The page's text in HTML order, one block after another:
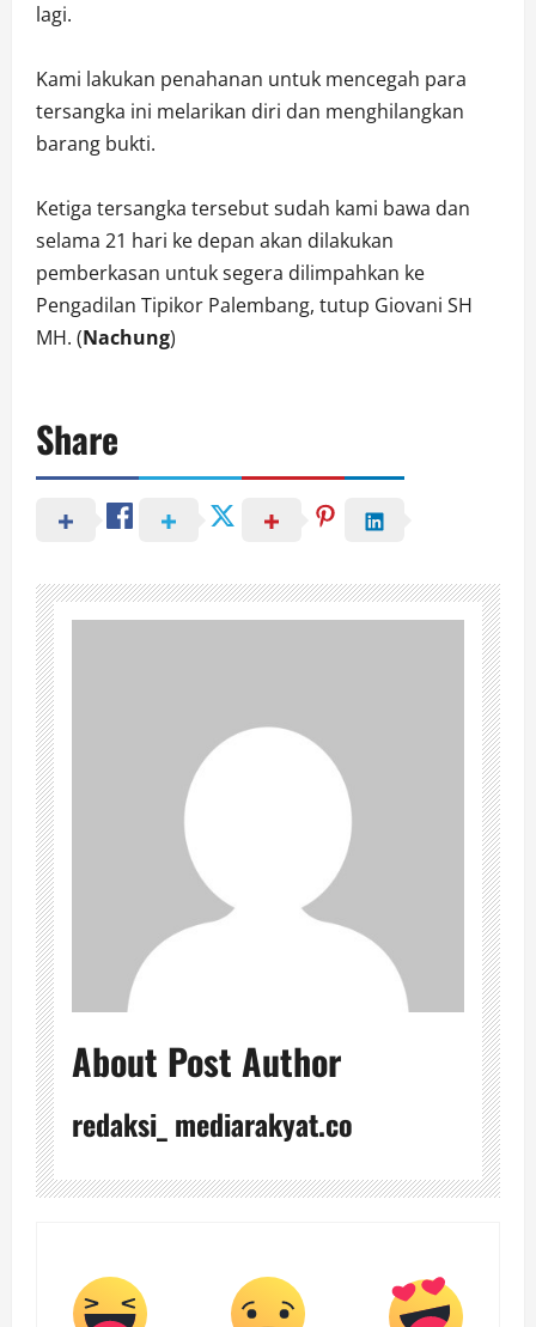
lagi.
Kami lakukan penahanan untuk mencegah para
tersangka ini melarikan diri dan menghilangkan
barang bukti.
Ketiga tersangka tersebut sudah kami bawa dan
selama 21 hari ke depan akan dilakukan
pemberkasan untuk segera dilimpahkan ke
Pengadilan Tipikor Palembang, tutup Giovani SH
MH. (Nachung)
Share
About Post Author
redaksi_ mediarakyat.co